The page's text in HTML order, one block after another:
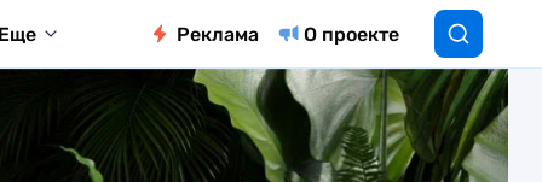
Реклама О проекте